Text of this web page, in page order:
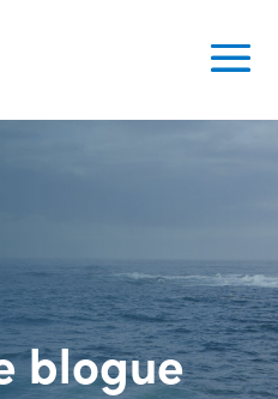
blogue